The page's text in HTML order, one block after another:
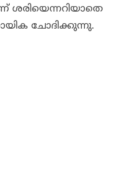
ചോദിക്കുന്നു.